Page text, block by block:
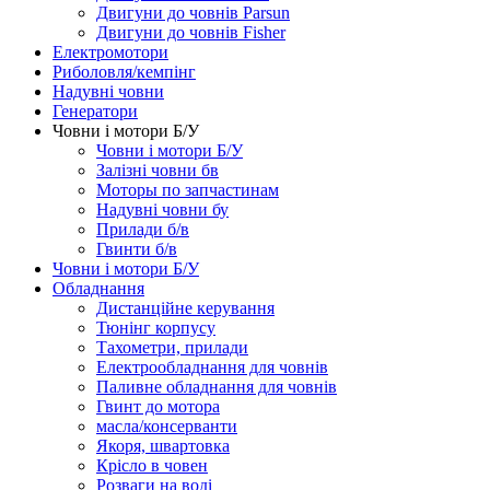
Двигуни до човнів Parsun
Двигуни до човнів Fisher
Електромотори
Риболовля/кемпінг
Надувні човни
Генератори
Човни і мотори Б/У
Човни і мотори Б/У
Залізні човни бв
Моторы по запчастинам
Надувні човни бу
Прилади б/в
Гвинти б/в
Човни і мотори Б/У
Обладнання
Дистанційне керування
Тюнінг корпусу
Тахометри, прилади
Електрообладнання для човнів
Паливне обладнання для човнів
Гвинт до мотора
масла/консерванти
Якоря, швартовка
Крісло в човен
Розваги на воді